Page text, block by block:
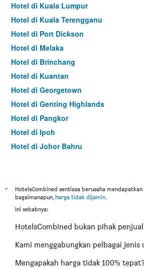
Hotel di Kuala Lumpur
Hotel di Kuala Terengganu
Hotel di Port Dickson
Hotel di Melaka
Hotel di Brinchang
Hotel di Kuantan
Hotel di Georgetown
Hotel di Genting Highlands
Hotel di Pangkor
Hotel di Ipoh
Hotel di Johor Bahru
Hotel di Kuching
Hotel di Tokyo
Hotel di Bangkok
Hotel di Putrajaya
Hotel di Shah Alam
*
HotelsCombined sentiasa berusaha
bagaimanapun, harga tidak dijamin.
Ini sebabnya:
HotelsCombined bukan pihak
Kami menggabungkan pelbagai jenis
Mengapakah harga tidak 100%